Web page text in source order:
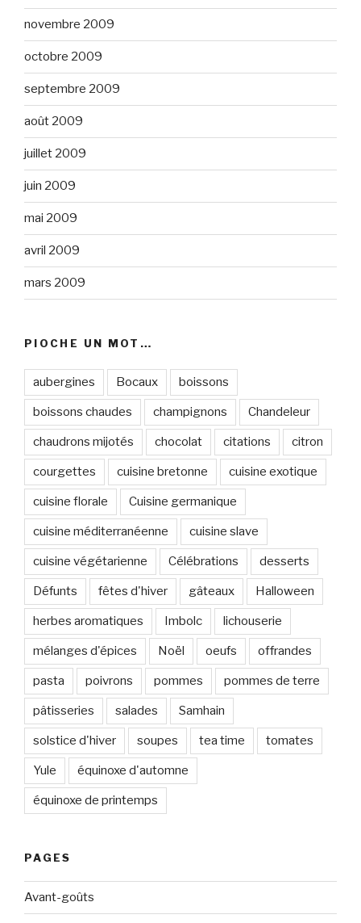
novembre 2009
octobre 2009
septembre 2009
août 2009
juillet 2009
juin 2009
mai 2009
avril 2009
mars 2009
PIOCHE UN MOT…
aubergines Bocaux boissons
boissons chaudes champignons Chandeleur
chaudrons mijotés chocolat citations citron
courgettes cuisine bretonne cuisine exotique
cuisine florale Cuisine germanique
cuisine méditerranéenne cuisine slave
cuisine végétarienne Célébrations desserts
Défunts fêtes d'hiver gâteaux Halloween
herbes aromatiques Imbolc lichouserie
mélanges d'épices Noël oeufs offrandes
pasta poivrons pommes pommes de terre
pâtisseries salades Samhain
solstice d'hiver soupes tea time tomates
Yule équinoxe d'automne
équinoxe de printemps
PAGES
Avant-goûts